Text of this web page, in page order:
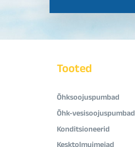
Tooted
Õhksoojuspumbad
Õhk-vesisoojuspumbad
Konditsioneerid